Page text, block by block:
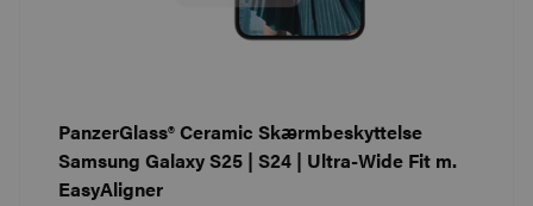
PanzerGlass® Ceramic Skærmbeskyttelse
Samsung Galaxy S25 | S24 | Ultra-Wide Fit m.
EasyAligner